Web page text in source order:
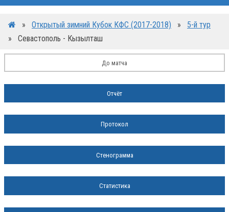
» Открытый зимний Кубок КФС (2017-2018) »
5-й тур
»
Севастополь - Кызылташ
До матча
Отчёт
Протокол
Стенограмма
Статистика